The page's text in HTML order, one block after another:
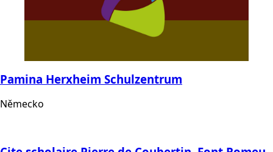
Pamina Herxheim Schulzentrum
Německo